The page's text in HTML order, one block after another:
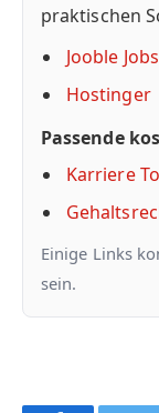
praktischen
Jooble Jobs
Hostinger
Passende
Karriere
Einige Links
sein.